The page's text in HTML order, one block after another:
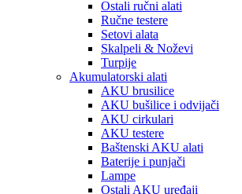
Ostali ručni alati
Ručne testere
Setovi alata
Skalpeli & Noževi
Turpije
Akumulatorski alati
AKU brusilice
AKU bušilice i odvijači
AKU cirkulari
AKU testere
Baštenski AKU alati
Baterije i punjači
Lampe
Ostali AKU uređaji